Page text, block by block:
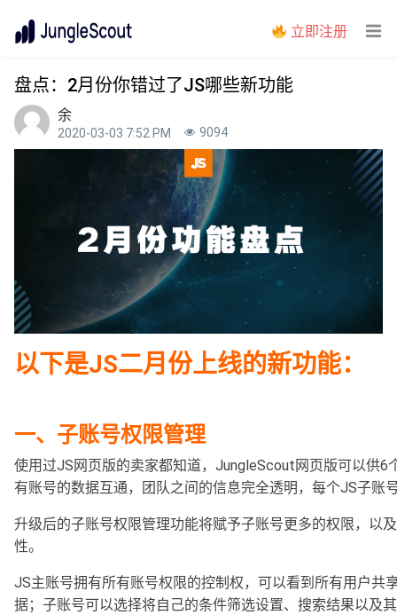
立即注册
盘点：2月份你错过了JS哪些新功能
余
2020-03-03 7:52 PM 9094
以下是JS二月份上线的新功能：
一、 子账号权限管理
使用过JS网页版的卖家都知道，JungleScout网页版可以供6
有账号的数据互通，团队之间的信息完全透明，每个JS子账
升级后的子账号权限管理功能将赋予子账号更多的权限，以
性。
JS主账号拥有所有账号权限的控制权，可以看到 所有用户共
据； 子账号可以选择将自己的条件筛选设置、 搜索结果以及